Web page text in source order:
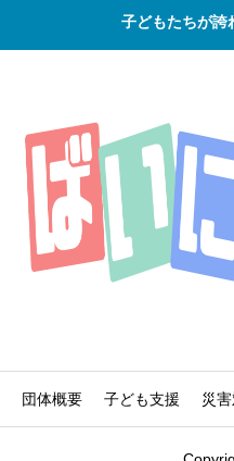
子どもたちが誇
団体概要 子ども支援 災